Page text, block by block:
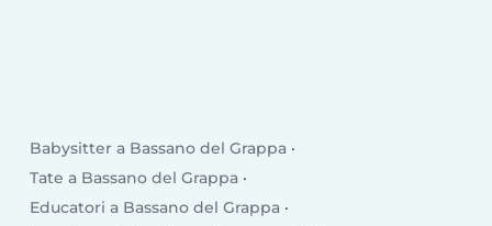
Babysitter a Bassano del Grappa
Tate a Bassano del Grappa
Educatori a Bassano del Grappa